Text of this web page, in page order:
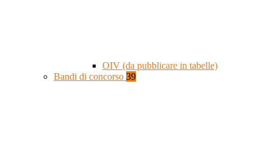
OIV (da pubblicare in tabelle)
Bandi di concorso 39